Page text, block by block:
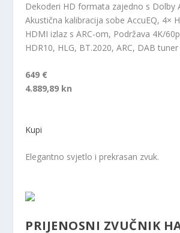
Dekoderi HD formata zajedno s Dolby
Akustična kalibracija sobe AccuEQ, 4×
HDMI izlaz s ARC-om, Podržava 4K/
HDR10, HLG, BT.2020, ARC, DAB tuner
649 €
4.889,89 kn
Kupi
Elegantno svjetlo i prekrasan zvuk.
PRIJENOSNI ZVUČNIK